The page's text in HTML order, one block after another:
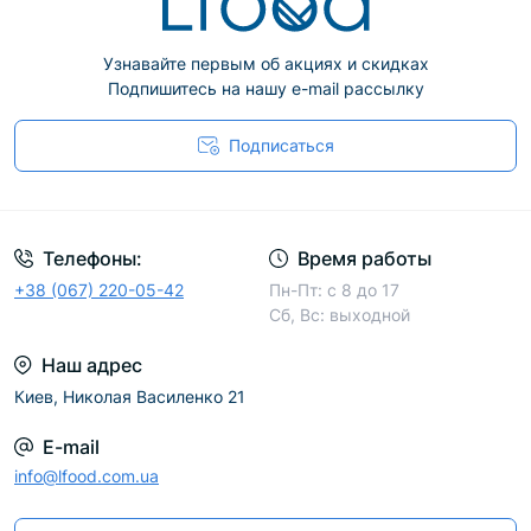
При выборе идеального ножа важно учесть, где
и как вы собираетесь использовать его. Нож для
дома и профессиональный кухонный инструмент
имеют свои особенности.
Факторы, влияющие на цену ножей:
высококачественные ножи.
Технология
: кованые ножи дороже
штампованных, однако, существуют
штампованные серии с отличными
характеристиками.
Материалы клинка и рукоятки:
пропитанное дерево, используются в
премиальных ножах, добавляя эстетику и
Узнавайте первым об акциях и скидках
Подпишитесь на нашу e-mail рассылку
Подписаться
Телефоны:
+38 (067) 220-05-42
Время работы
Пн-Пт: с 8 до 17
Сб, Вс: выходной
Наш адрес
Киев, Николая Василенко 21
E-mail
info@lfood.com.ua